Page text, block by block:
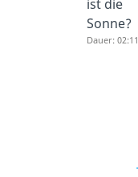
ist die
Sonne?
Dauer: 02:11